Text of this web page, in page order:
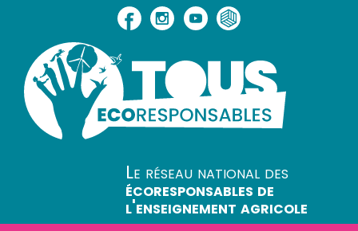
Le réseau national des
écoresponsables de
l'enseignement agricole